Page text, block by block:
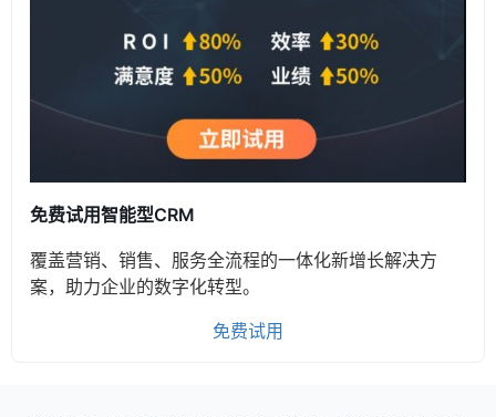
免费试用智能型CRM
覆盖营销、销售、服务全流程的一体化新增长解决方
案，助力企业的数字化转型。
免费试用